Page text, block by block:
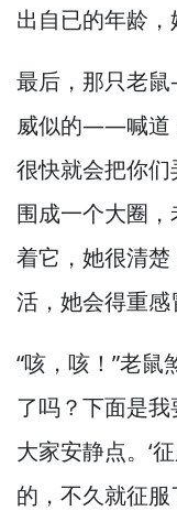
出自已的年龄，
最后， 那只老
威似的——喊道
很快就会把你们
围成一个大圈，
着它， 她很清楚
活， 她会得重感
“咳， 咳！”老鼠
了吗？下面是我
大家安静点。 ‘
的， 不久就征服